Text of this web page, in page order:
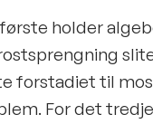
holder
forstadiet til
For det